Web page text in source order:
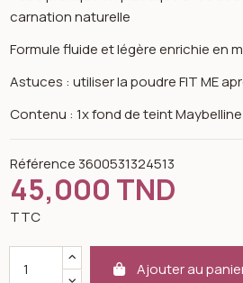
carnation naturelle
Formule fluide et légère enrichie en
Astuces : utiliser la poudre FIT ME
Contenu : 1x fond de teint
Référence 3600531324513
45,000 TND
TTC
Ajouter au